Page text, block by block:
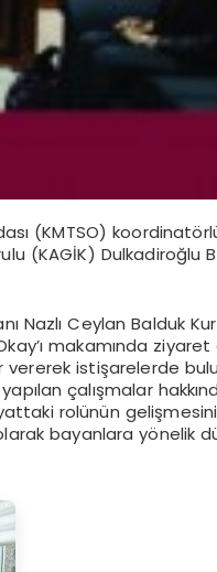
(KMTSO)
(KAGİK) Dulkadiroğlu
Nazlı Ceylan Balduk
makamında
vererek istişarelerde
çalışmalar
rolünün
bayanlara yönelik